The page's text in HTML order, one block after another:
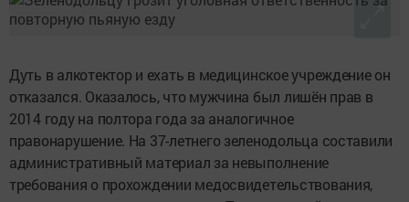
Дуть в алкотектор и ехать в медицинское учреждение он
отказался. Оказалось, что мужчина был лишён прав в
2014 году на полтора года за аналогичное
правонарушение. На 37-летнего зеленодольца составили
административный материал за невыполнение
требования о прохождении медосвидетельствования,